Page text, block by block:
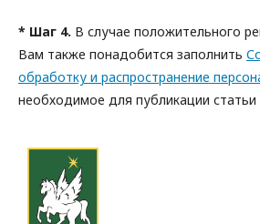
* Шаг 4. В случае положительного
Вам также понадобится заполнить
обработку и распространение
необходимое для публикации статьи